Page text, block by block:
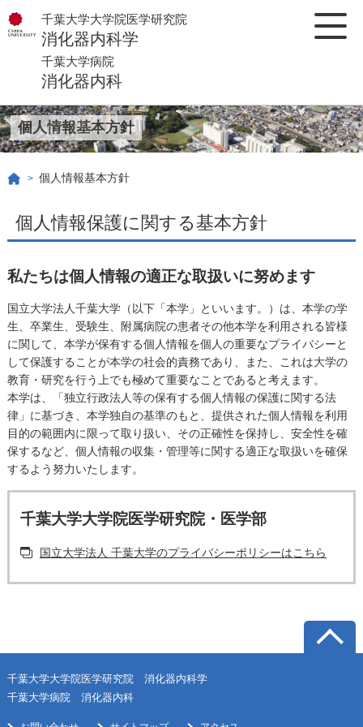
千葉大学大学院医学研究院
消化器内科学
千葉大学病院
消化器内科
個人情報基本方針
> 個人情報基本方針
個人情報保護に関する基本方針
私たちは個人情報の適正な取扱いに努めます
国立大学法人千葉大学（以下「本学」といいます。）は、本学の学
生、卒業生、受験生、附属病院の患者その他本学を利用される皆様
に関して、本学が保有する個人情報を個人の重要なプライバシーと
して保護することが本学の社会的責務であり、また、これは大学の
教育・研究を行う上でも極めて重要なことであると考えます。
本学は、「独立行政法人等の保有する個人情報の保護に関する法
律」に基づき、本学独自の基準のもと、提供された個人情報を利用
目的の範囲内に限って取り扱い、その正確性を保持し、安全性を確
保するなど、個人情報の収集・管理等に関する適正な取扱いを確保
するよう努力いたします。
千葉大学大学院医学研究院・医学部
国立大学法人 千葉大学のプライバシーポリシーはこちら
千葉大学大学院医学研究院 消化器内科学
千葉大学病院 消化器内科